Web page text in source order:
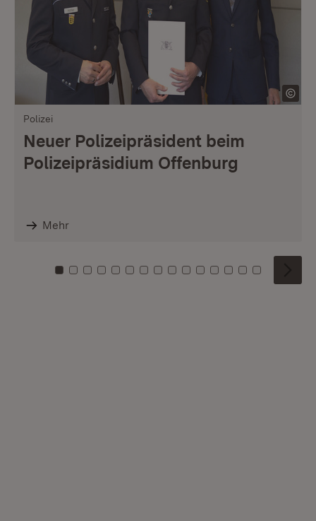
Polizei
Neuer Polizeipräsident beim
Polizeipräsidium Offenburg
Mehr
Zu Kachel: 0
Zu Kachel: 1
Zu Kachel: 2
Zu Kachel: 3
Zu Kachel: 4
Zu Kachel: 5
Zu Kachel: 6
Zu Kachel: 7
Zu Kachel: 8
Zu Kachel: 9
Zu Kachel: 10
Zu Kachel: 11
Zu Kachel: 12
Zu Kachel:
Zu